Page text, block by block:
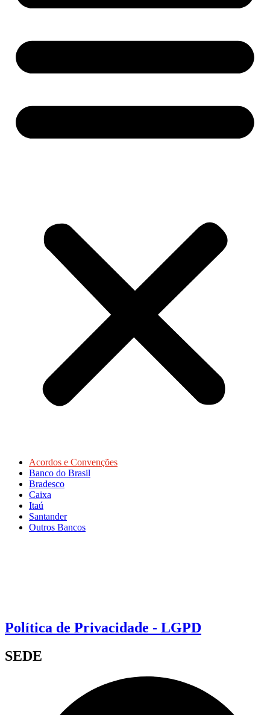
Acordos e Convenções
Banco do Brasil
Bradesco
Caixa
Itaú
Santander
Outros Bancos
Política de Privacidade - LGPD
SEDE